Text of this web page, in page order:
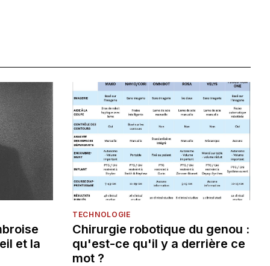
et la
TECHNOLOGIE
Chirurgie robotique du genou :
qu'est-ce qu'il y a derrière ce
mot ?